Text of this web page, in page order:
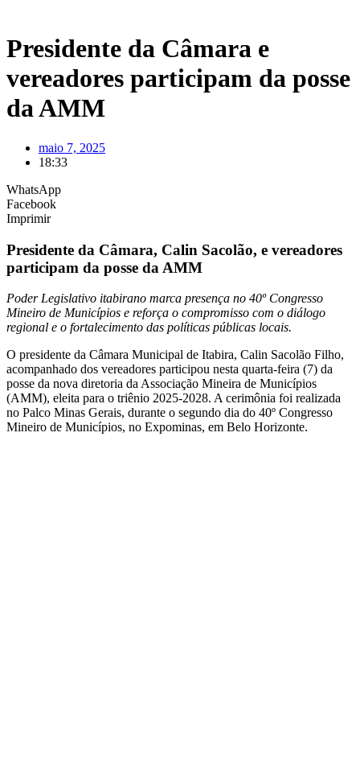
Presidente da Câmara e
vereadores participam da posse
da AMM
maio 7, 2025
18:33
WhatsApp
Facebook
Imprimir
Presidente da Câmara, Calin Sacolão, e vereadores
participam da posse da AMM
Poder Legislativo itabirano marca presença no 40º Congresso
Mineiro de Municípios e reforça o compromisso com o diálogo
regional e o fortalecimento das políticas públicas locais.
O presidente da Câmara Municipal de Itabira, Calin Sacolão Filho,
acompanhado dos vereadores participou nesta quarta-feira (7) da
posse da nova diretoria da Associação Mineira de Municípios
(AMM), eleita para o triênio 2025-2028. A cerimônia foi realizada
no Palco Minas Gerais, durante o segundo dia do 40º Congresso
Mineiro de Municípios, no Expominas, em Belo Horizonte.